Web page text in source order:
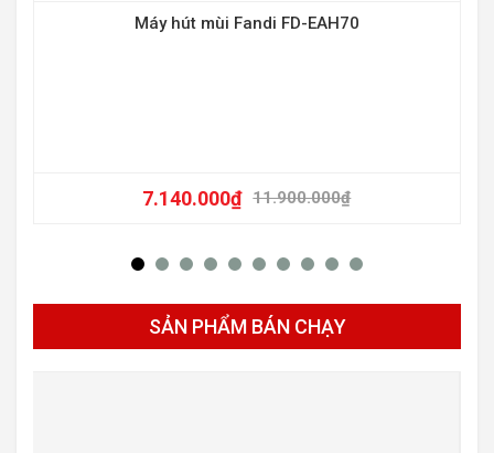
Máy hút mùi Fandi FD-EAH70
11.900.000₫
7.140.000₫
SẢN PHẨM BÁN CHẠY